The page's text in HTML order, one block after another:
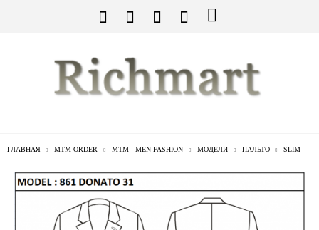
ГЛАВНАЯ MTM ORDER MTM - MEN FASHION МОДЕЛИ ПАЛЬТО SLIM